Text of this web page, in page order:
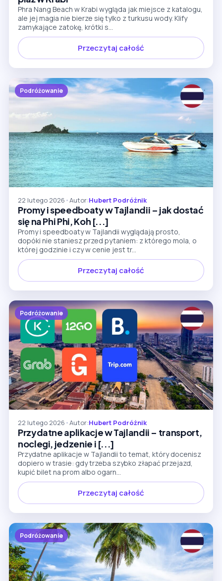
Phra Nang Beach w Krabi wygląda jak miejsce z katalogu,
ale jej magia nie bierze się tylko z turkusu wody. Klify
zamykające zatokę, krótki s...
Przeczytaj całość
Podróżowanie
22 lutego 2026 •Autor:Hubert Podróżnik
Promy i speedboaty w Tajlandii – jak dostać
się na Phi Phi, Koh [...]
Promy i speedboaty w Tajlandii wyglądają prosto,
dopóki nie staniesz przed pytaniem: z którego mola, o
której godzinie i czy w cenie jest tr...
Przeczytaj całość
Podróżowanie
22 lutego 2026 •Autor:Hubert Podróżnik
Przydatne aplikacje w Tajlandii – transport,
noclegi, jedzenie i [...]
Przydatne aplikacje w Tajlandii to temat, który docenisz
dopiero w trasie: gdy trzeba szybko złapać przejazd,
kupić bilet na prom albo ogarn...
Przeczytaj całość
Podróżowanie